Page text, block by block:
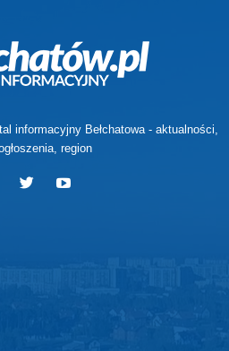
informacyjny Bełchatowa - aktualności,
region